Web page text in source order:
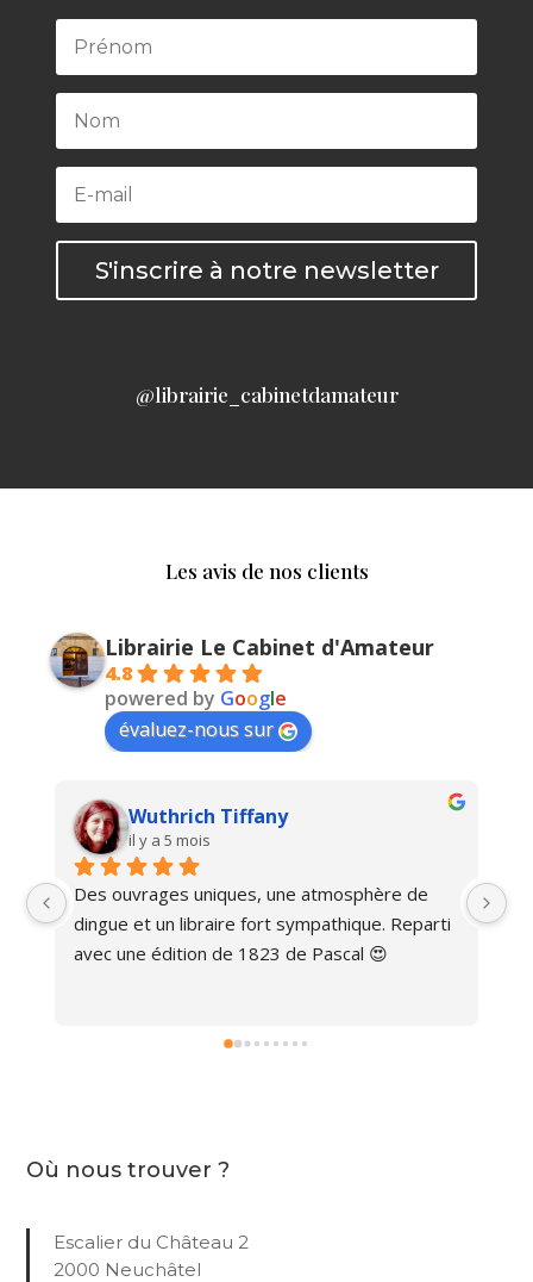
S'inscrire à notre newsletter
@librairie_cabinetdamateur
Les avis de nos clients
Librairie Le Cabinet d'Amateur
4.8
powered by Google
évaluez-nous sur
Wuthrich Tiffany
il y a 5 mois
Des ouvrages uniques, une atmosphère de
dingue et un libraire fort sympathique. Reparti
avec une édition de 1823 de Pascal 😍
Où nous trouver ?
Escalier du Château 2
2000 Neuchâtel